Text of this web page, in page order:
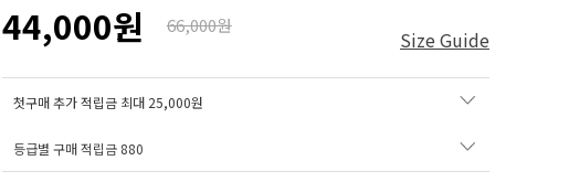
44,000원 66,000원
Size Guide
첫구매 추가 적립금 최대 25,000원
등급별 구매 적립금 880